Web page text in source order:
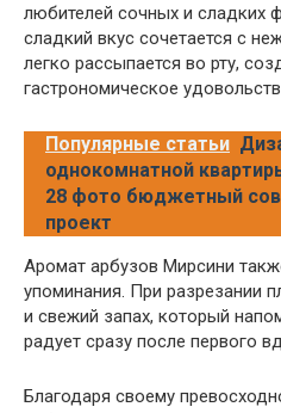
любителей сочных и сладких
сладкий вкус сочетается с
легко рассыпается во рту,
гастрономическое
Популярные статьи
однокомнатной
28 фото бюджетный
проект
Аромат арбузов Мирсини
упоминания. При разрезании
и свежий запах, который
радует сразу после первого
Благодаря своему